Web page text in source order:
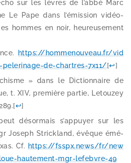
sur les lèvres de l’abbé Marc
Le Pape dans l’émission vidéo-​
hommes en noir, heu­reu­se­ment
https://​hom​me​nou​veau​.fr/​v​i​d​
​d​e​-​c​h​a​r​t​r​e​s​-​7​x​11/[↩]
» dans le Dictionnaire de
t. XIV, pre­mière par­tie, Letouzey
[↩]
désor­mais s’appuyer sur les
Joseph Strickland, évêque émé­
Cf. https://​fsspx​.news/​f​r​/​n​e​w​
​h​a​u​t​e​m​e​n​t​-​m​g​r​-​l​e​f​e​b​v​r​e​-​4​9​